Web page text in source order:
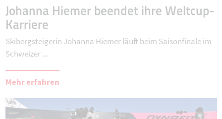
Johanna Hiemer beendet ihre Weltcup-
Karriere
Skibergsteigerin Johanna Hiemer läuft beim Saisonfinale im
Schweizer ...
Mehr erfahren